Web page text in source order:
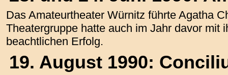
Das Amateurtheater Würnitz führte Agatha
Theatergruppe hatte auch im Jahr davor mit
beachtlichen Erfolg.
19. August 1990: